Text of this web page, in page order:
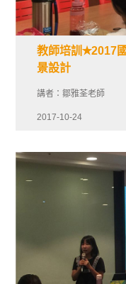
教師培訓✭2017
景設計
講者：鄒雅荃老師
2017-10-24